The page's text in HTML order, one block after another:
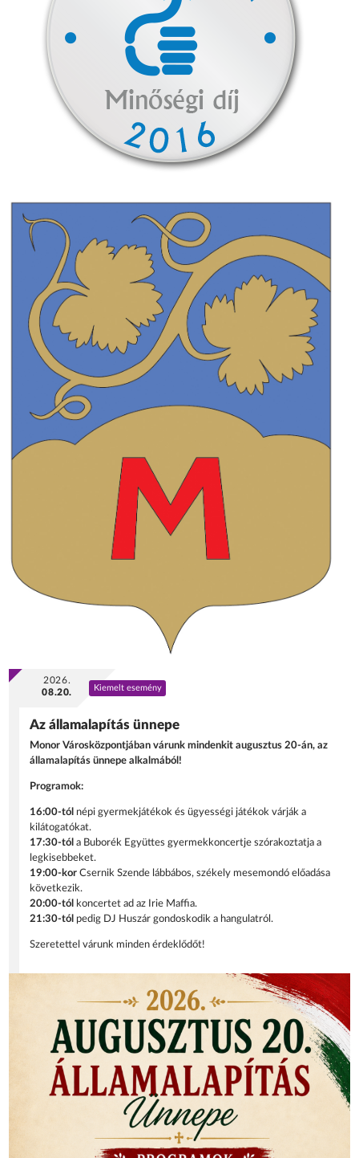
2026.
08.20.
Kiemelt esemény
Az államalapítás ünnepe
Monor Városközpontjában várunk mindenkit augusztus 20-án, az
államalapítás ünnepe alkalmából!
Programok:
16:00-tól népi gyermekjátékok és ügyességi játékok várják a
kilátogatókat.
17:30-tól a Buborék Együttes gyermekkoncertje szórakoztatja a
legkisebbeket.
19:00-korCsernik Szende lábbábos, székely mesemondó előadása
következik.
20:00-tól
koncertet ad az Irie Maffia.
21:30-tól pedig DJ Huszár gondoskodik a hangulatról.
Szeretettel várunk minden érdeklődőt!